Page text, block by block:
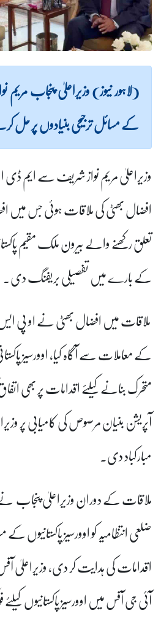
(لاہور نیوز) وزیراعلیٰ پنجاب مریم
کے مسائل ترجیحی بنیادوں پر حل
وزیراعلیٰ مریم نواز شریف سے ایم ڈی
افضال بھٹی کی ملاقات ہوئی جس
تعلق رکھنے والے بیرون ملک مقیم
کے بارے میں تفصیلی بریفنگ دی۔
ملاقات میں افضال بھٹی نے او پی
کے معاملات سے آگاہ کیا، اوورسیز
متحرک بنانے کیلئے اقدامات پر بھی
آپریشن بنیان مرصوص کی کامیابی پر
مبارکباد دی۔
ملاقات کے دوران وزیراعلیٰ پنجاب
ضلعی انتظامیہ کو اوورسیز پاکستانیوں
اقدامات کی ہدایت کر دی، وزیراعلیٰ
آئی جی آفس میں اوورسیز پاکستانیوں